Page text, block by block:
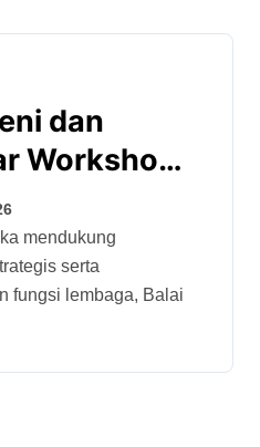
dan
Workshop
Operasional
serta
fungsi lembaga, Balai